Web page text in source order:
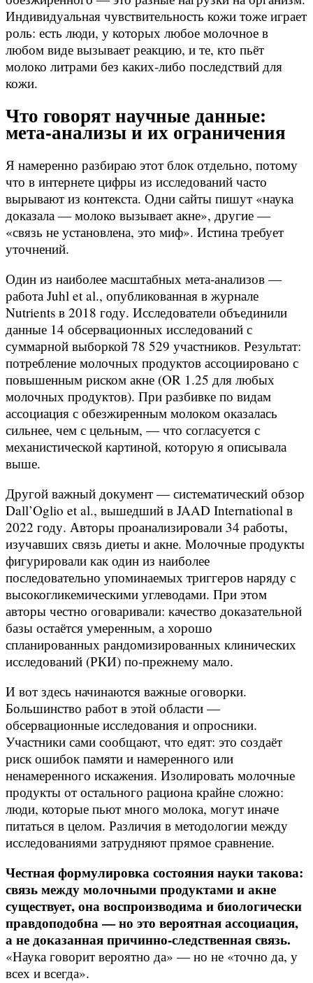
Индивидуальная чувствительность кожи тоже играет
роль: есть люди, у которых любое молочное в
любом виде вызывает реакцию, и те, кто пьёт
молоко литрами без каких-либо последствий для
кожи.
Что говорят научные данные:
мета-анализы и их ограничения
Я намеренно разбираю этот блок отдельно, потому
что в интернете цифры из исследований часто
вырывают из контекста. Одни сайты пишут «наука
доказала — молоко вызывает акне», другие —
«связь не установлена, это миф». Истина требует
уточнений.
Один из наиболее масштабных мета-анализов —
работа Juhl et al., опубликованная в журнале
Nutrients в 2018 году. Исследователи объединили
данные 14 обсервационных исследований с
суммарной выборкой 78 529 участников. Результат:
потребление молочных продуктов ассоциировано с
повышенным риском акне (OR 1.25 для любых
молочных продуктов). При разбивке по видам
ассоциация с обезжиренным молоком оказалась
сильнее, чем с цельным, — что согласуется с
механистической картиной, которую я описывала
выше.
Другой важный документ — систематический обзор
Dall’Oglio et al., вышедший в JAAD International в
2022 году. Авторы проанализировали 34 работы,
изучавших связь диеты и акне. Молочные продукты
фигурировали как один из наиболее
последовательно упоминаемых триггеров наряду с
высокогликемическими углеводами. При этом
авторы честно оговаривали: качество доказательной
базы остаётся умеренным, а хорошо
спланированных рандомизированных клинических
исследований (РКИ) по-прежнему мало.
И вот здесь начинаются важные оговорки.
Большинство работ в этой области —
обсервационные исследования и опросники.
Участники сами сообщают, что едят: это создаёт
риск ошибок памяти и намеренного или
ненамеренного искажения. Изолировать молочные
продукты от остального рациона крайне сложно:
люди, которые пьют много молока, могут иначе
питаться в целом. Различия в методологии между
исследованиями затрудняют прямое сравнение.
Честная формулировка состояния науки такова:
связь между молочными продуктами и акне
существует, она воспроизводима и биологически
правдоподобна — но это вероятная ассоциация,
а не доказанная причинно-следственная связь.
«Наука говорит вероятно да» — но не «точно да, у
всех и всегда».